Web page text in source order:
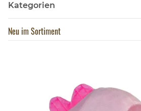
Kategorien
Neu im Sortiment